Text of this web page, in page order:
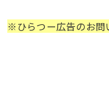
※ひらつー広告のお問